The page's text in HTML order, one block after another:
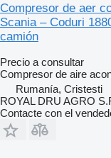
Compresor de aer
Scania – Coduri
camión
Precio a consultar
Compresor de aire
Rumanía, Cristesti
ROYAL DRU AGRO
Contacte con el